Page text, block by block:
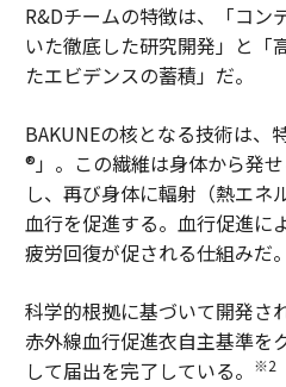
R&Dチームの特徴は、「コン
いた徹底した研究開発」と「
たエビデンスの蓄積」だ。
BAKUNEの核となる技術は、
®」。この繊維は身体から発
し、再び身体に輻射（熱エネ
血行を促進する。血行促進に
疲労回復が促される仕組みだ。
科学的根拠に基づいて開発さ
赤外線血行促進衣自主基準を
して届出を完了している。
※2